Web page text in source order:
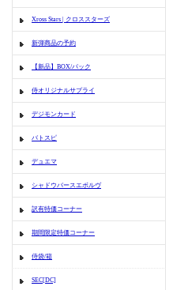
Xross Stars | クロススターズ
新弾商品の予約
【新品】BOX/パック
侍オリジナルサプライ
デジモンカード
バトスピ
デュエマ
シャドウバースエボルヴ
訳有特価コーナー
期間限定特価コーナー
侍袋/箱
SEC[DC]